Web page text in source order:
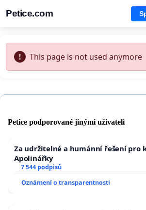
Petice.com
This page is not used anymore
Petice podporované jinými uživateli
Za udržitelné a humánní řešení pro
Apolinářky
7 544 podpisů
Oznámení o transparentnosti